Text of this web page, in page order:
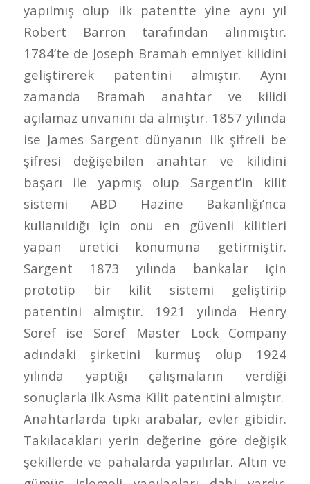
yapılmış olup ilk patentte yine aynı yıl
Robert Barron tarafından alınmıştır.
1784’te de Joseph Bramah emniyet kilidini
geliştirerek patentini almıştır. Aynı
zamanda Bramah anahtar ve kilidi
açılamaz ünvanını da almıştır. 1857 yılında
ise James Sargent dünyanın ilk şifreli be
şifresi değişebilen anahtar ve kilidini
başarı ile yapmış olup Sargent’in kilit
sistemi ABD Hazine Bakanlığı’nca
kullanıldığı için onu en güvenli kilitleri
yapan üretici konumuna getirmiştir.
Sargent 1873 yılında bankalar için
prototip bir kilit sistemi geliştirip
patentini almıştır. 1921 yılında Henry
Soref ise Soref Master Lock Company
adındaki şirketini kurmuş olup 1924
yılında yaptığı çalışmaların verdiği
sonuçlarla ilk Asma Kilit patentini almıştır.
Anahtarlarda tıpkı arabalar, evler gibidir.
Takılacakları yerin değerine göre değişik
şekillerde ve pahalarda yapılırlar. Altın ve